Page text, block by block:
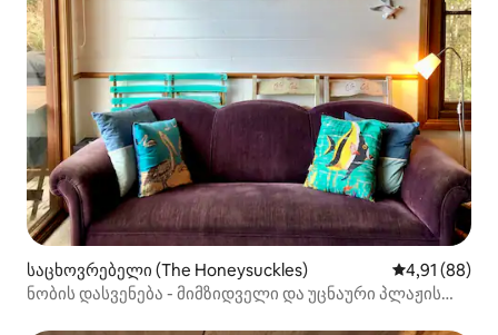
საცხოვრებელი (The Honeysuckles) საშუალო
4,91 (88)
ნობის დასვენება - მიმზიდველი და უცნაური პლაჟის